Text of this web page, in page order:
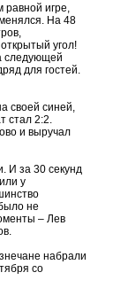
равной игре,
На 48
угол!
следующей
для гостей.
своей синей,
стал 2:2.
и выручал
И за 30 секунд
у
не
– Лев
набрали
со